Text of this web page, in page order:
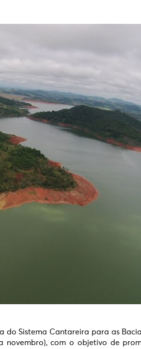
do Sistema Cantareira para as
novembro), com o objetivo de